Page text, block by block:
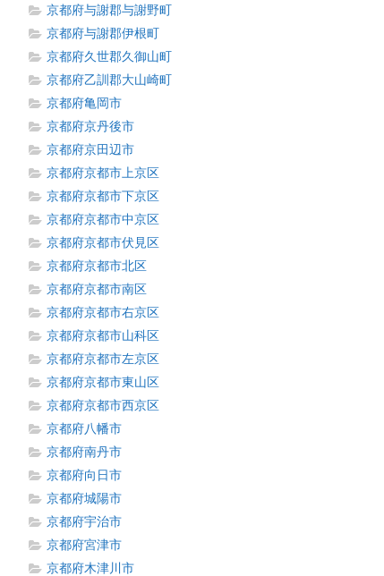
京都府与謝郡与謝野町
京都府与謝郡伊根町
京都府久世郡久御山町
京都府乙訓郡大山崎町
京都府亀岡市
京都府京丹後市
京都府京田辺市
京都府京都市上京区
京都府京都市下京区
京都府京都市中京区
京都府京都市伏見区
京都府京都市北区
京都府京都市南区
京都府京都市右京区
京都府京都市山科区
京都府京都市左京区
京都府京都市東山区
京都府京都市西京区
京都府八幡市
京都府南丹市
京都府向日市
京都府城陽市
京都府宇治市
京都府宮津市
京都府木津川市